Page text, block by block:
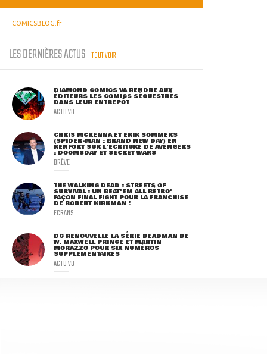
COMICSBLOG.fr
LES DERNIÈRES ACTUS TOUT VOIR
DIAMOND COMICS VA RENDRE AUX
ÉDITEURS LES COMICS SÉQUESTRÉS
DANS LEUR ENTREPÔT
ACTU VO
CHRIS MCKENNA ET ERIK SOMMERS
(SPIDER-MAN : BRAND NEW DAY) EN
RENFORT SUR L'ÉCRITURE DE AVENGERS
: DOOMSDAY ET SECRET WARS
BRÈVE
THE WALKING DEAD : STREETS OF
SURVIVAL : UN BEAT'EM ALL RÉTRO'
FAÇON FINAL FIGHT POUR LA FRANCHISE
DE ROBERT KIRKMAN !
ECRANS
DC RENOUVELLE LA SÉRIE DEADMAN DE
W. MAXWELL PRINCE ET MARTIN
MORAZZO POUR SIX NUMÉROS
SUPPLÉMENTAIRES
ACTU VO